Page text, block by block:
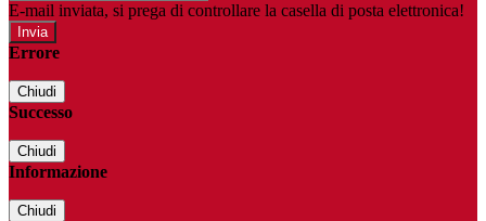
E-mail inviata, si prega di controllare la casella di posta elettronica!
Errore
Chiudi
Successo
Chiudi
Informazione
Chiudi